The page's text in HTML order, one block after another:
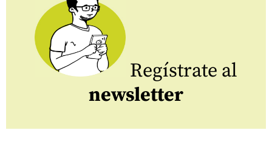
Regístrate al
newsletter